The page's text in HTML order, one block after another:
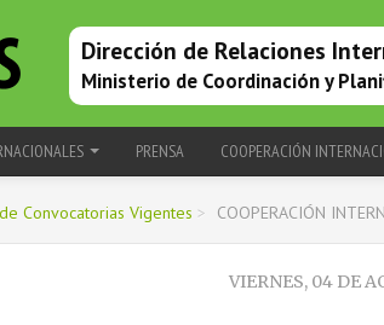
Dirección de Relaciones
Ministerio de Coordinación y
PRENSA COOPERACIÓN
Convocatorias Vigentes > COOPERACIÓN
VIERNES, 04 DE